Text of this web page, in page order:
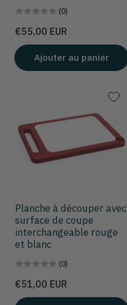
(0)
Prix
€55,00 EUR
Ajouter au panier
Planche à découper avec
surface de coupe
interchangeable rouge
et blanc
(0)
Prix
€51,00 EUR